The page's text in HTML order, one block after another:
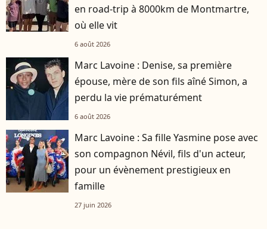
en road-trip à 8000km de Montmartre,
où elle vit
6 août 2026
Marc Lavoine : Denise, sa première
épouse, mère de son fils aîné Simon, a
perdu la vie prématurément
6 août 2026
Marc Lavoine : Sa fille Yasmine pose avec
son compagnon Névil, fils d'un acteur,
pour un évènement prestigieux en
famille
27 juin 2026